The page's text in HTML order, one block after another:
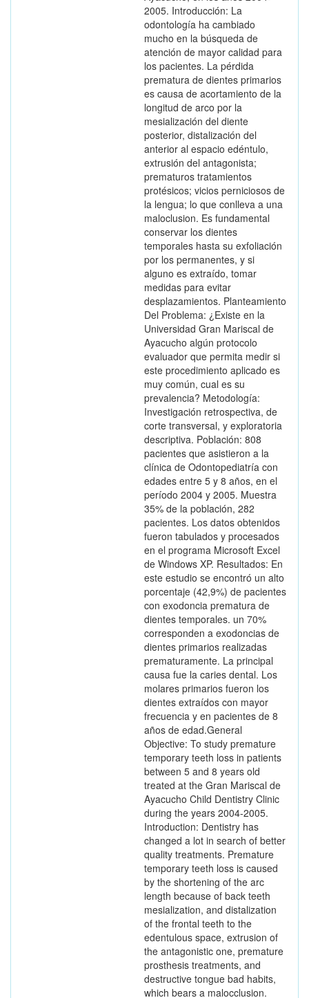
2005. Introducción: La
odontología ha cambiado
mucho en la búsqueda de
atención de mayor calidad para
los pacientes. La pérdida
prematura de dientes primarios
es causa de acortamiento de la
longitud de arco por la
mesialización del diente
posterior, distalización del
anterior al espacio edéntulo,
extrusión del antagonista;
prematuros tratamientos
protésicos; vicios perniciosos de
la lengua; lo que conlleva a una
maloclusion. Es fundamental
conservar los dientes
temporales hasta su exfoliación
por los permanentes, y si
alguno es extraído, tomar
medidas para evitar
desplazamientos. Planteamiento
Del Problema: ¿Existe en la
Universidad Gran Mariscal de
Ayacucho algún protocolo
evaluador que permita medir si
este procedimiento aplicado es
muy común, cual es su
prevalencia? Metodología:
Investigación retrospectiva, de
corte transversal, y exploratoria
descriptiva. Población: 808
pacientes que asistieron a la
clínica de Odontopediatría con
edades entre 5 y 8 años, en el
período 2004 y 2005. Muestra
35% de la población, 282
pacientes. Los datos obtenidos
fueron tabulados y procesados
en el programa Microsoft Excel
de Windows XP. Resultados: En
este estudio se encontró un alto
porcentaje (42,9%) de pacientes
con exodoncia prematura de
dientes temporales. un 70%
corresponden a exodoncias de
dientes primarios realizadas
prematuramente. La principal
causa fue la caries dental. Los
molares primarios fueron los
dientes extraídos con mayor
frecuencia y en pacientes de 8
años de edad.General
Objective: To study premature
temporary teeth loss in patients
between 5 and 8 years old
treated at the Gran Mariscal de
Ayacucho Child Dentistry Clinic
during the years 2004-2005.
Introduction: Dentistry has
changed a lot in search of better
quality treatments. Premature
temporary teeth loss is caused
by the shortening of the arc
length because of back teeth
mesialization, and distalization
of the frontal teeth to the
edentulous space, extrusion of
the antagonistic one, premature
prosthesis treatments, and
destructive tongue bad habits,
which bears a malocclusion.